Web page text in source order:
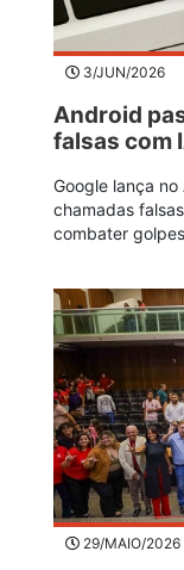
3/JUN/2026
Android
falsas com
Google lança
chamadas
combater
29/MAIO/2026